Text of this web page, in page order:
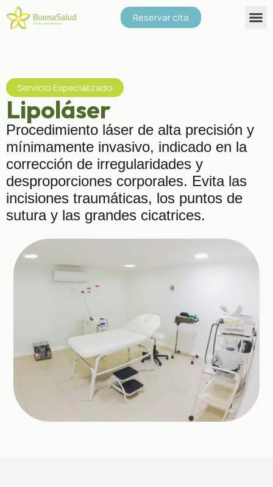
Reservar cita
Servicio Especializado
Lipoláser
Procedimiento láser de alta precisión y
mínimamente invasivo, indicado en la
corrección de irregularidades y
desproporciones corporales. Evita las
incisiones traumáticas, los puntos de
sutura y las grandes cicatrices.